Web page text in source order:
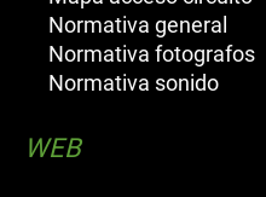
Normativa general
Normativa fotografos
Normativa sonido
WEB